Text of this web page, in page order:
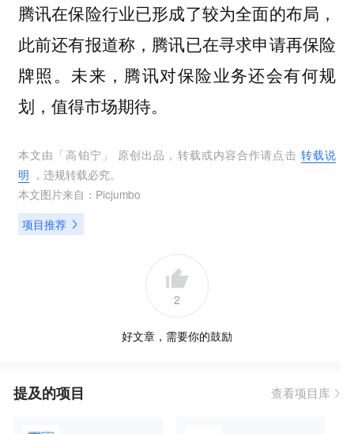
腾讯在保险行业已形成了较为全面的布局，
此前还有报道称，腾讯已在寻求申请再保险
牌照。未来，腾讯对保险业务还会有何规
划，值得市场期待。
本文由「 高铂宁 」 原创出品，转载或内容合作请点击 转载说
明 ，违规转载必究。
本文图片来自： Picjumbo
项目推荐
2
好文章，需要你的鼓励
提及的项目 查看项目库